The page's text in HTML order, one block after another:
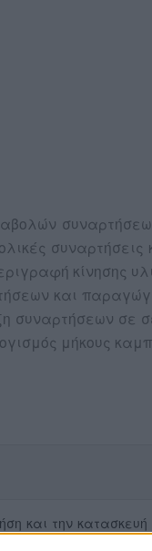
κίνησης
και
σε
μήκους
και την